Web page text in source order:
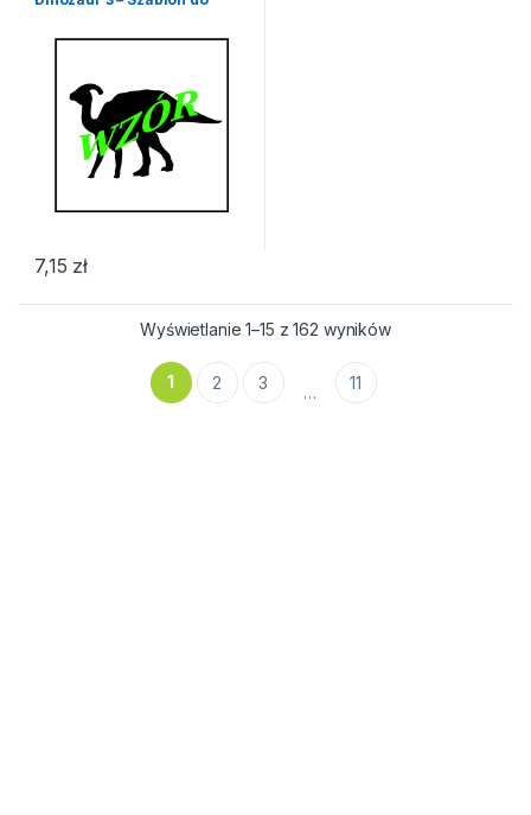
7,15 zł
Wyświetlanie 1–15 z 162 wyników
1 2 3 … 11